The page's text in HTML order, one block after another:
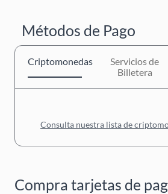
Métodos de Pago
Criptomonedas
Servicios de
Billetera
Consulta nuestra lista de
Compra tarjetas de